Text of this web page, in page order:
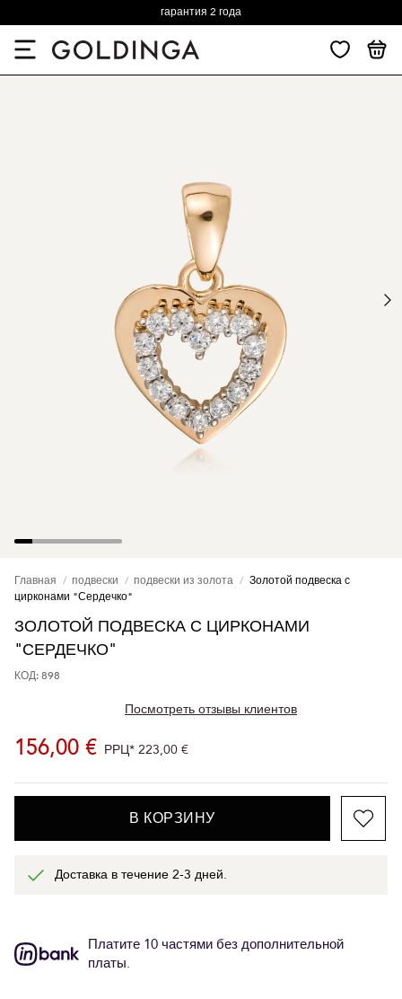
гарантия 2 года
Главная подвески подвески из золота
Золотой подвеска с
цирконами "Сердечко"
ЗОЛОТОЙ ПОДВЕСКА С ЦИРКОНАМИ
"СЕРДЕЧКО"
КОД: 898
Посмотреть отзывы клиентов
156,00 € РРЦ* 223,00 €
В КОРЗИНУ
Доставка в течение 2-3 дней.
Платите 10 частями без дополнительной
платы.